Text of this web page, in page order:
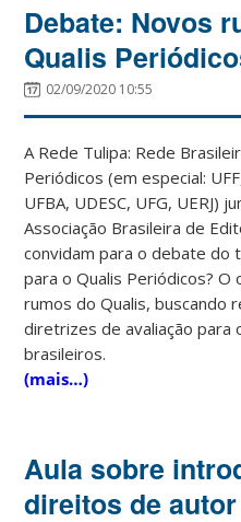
Debate: Novos
Qualis
02/09/2020 10:55
A Rede Tulipa: Rede
Periódicos (em especial:
UFBA, UDESC, UFG, UERJ)
Associação Brasileira de
convidam para o debate do
para o Qualis Periódicos?
rumos do Qualis, buscando
diretrizes de avaliação para
brasileiros.
(mais…)
Aula sobre
direitos de